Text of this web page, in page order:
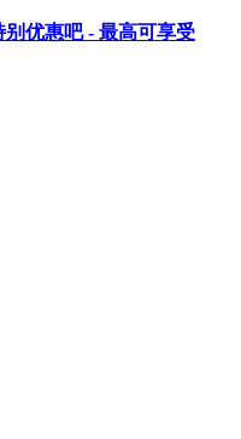
优惠吧 - 最高可享受